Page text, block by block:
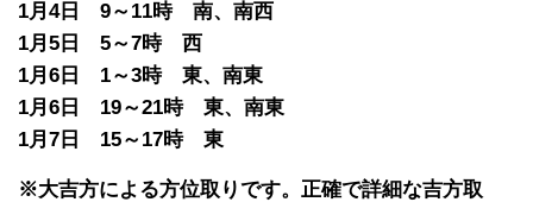
1月4日 9～11時 南、南西
1月5日 5～7時 西
1月6日 1～3時 東、南東
1月6日 19～21時 東、南東
1月7日 15～17時 東
※大吉方による方位取りです。正確で詳細な吉方取